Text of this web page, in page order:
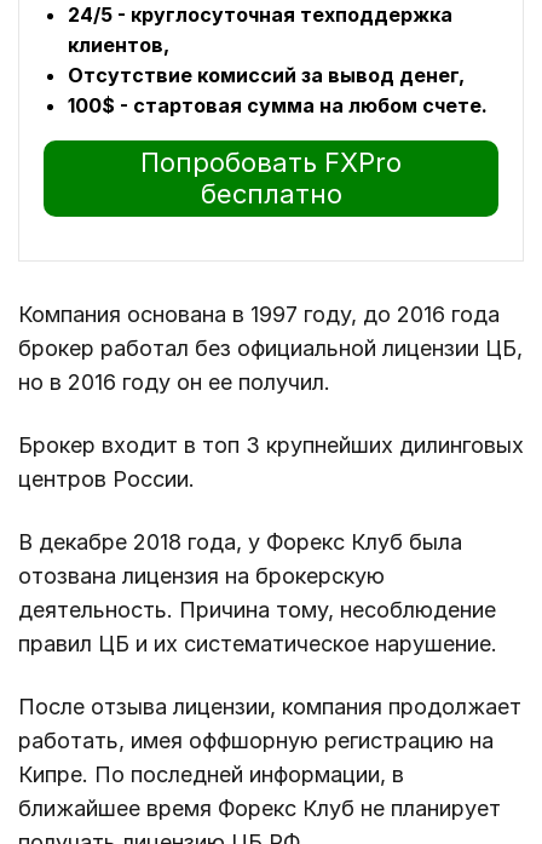
24/5 - круглосуточная техподдержка
клиентов,
Отсутствие комиссий за вывод денег,
100$ - стартовая сумма на любом счете.
Попробовать FXPro
бесплатно
Компания основана в 1997 году, до 2016 года
брокер работал без официальной лицензии ЦБ,
но в 2016 году он ее получил.
Брокер входит в топ 3 крупнейших дилинговых
центров России.
В декабре 2018 года, у Форекс Клуб была
отозвана лицензия на брокерскую
деятельность. Причина тому, несоблюдение
правил ЦБ и их систематическое нарушение.
После отзыва лицензии, компания продолжает
работать, имея оффшорную регистрацию на
Кипре. По последней информации, в
ближайшее время Форекс Клуб не планирует